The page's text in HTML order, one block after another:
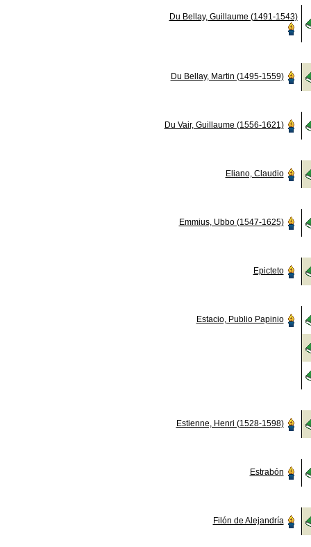
Du Bellay, Guillaume (1491-1543)
Du Bellay, Martin (1495-1559)
Du Vair, Guillaume (1556-1621)
Eliano, Claudio
Emmius, Ubbo (1547-1625)
Epicteto
Estacio, Publio Papinio
Estienne, Henri (1528-1598)
Estrabón
Filón de Alejandría